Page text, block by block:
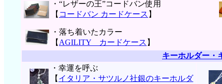
・“レザーの王”コードバン使用
【 コードバン カードケース 】
・落ち着いたカラー
【 AGILITY カードケース 】
キーホルダー・
・幸運を呼ぶ
【 イタリア・サツルノ社銀のキーホルダ